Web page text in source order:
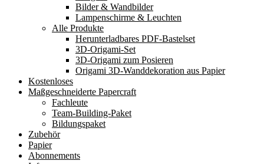
Bilder & Wandbilder
Lampenschirme & Leuchten
Alle Produkte
Herunterladbares PDF-Bastelset
3D-Origami-Set
3D-Origami zum Posieren
Origami 3D-Wanddekoration aus Papier
Kostenloses
Maßgeschneiderte Papercraft
Fachleute
Team-Building-Paket
Bildungspaket
Zubehör
Papier
Abonnements